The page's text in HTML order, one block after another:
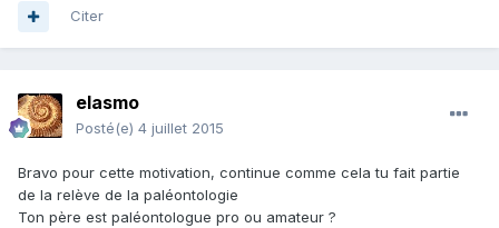
Citer
elasmo
Posté(e) 4 juillet 2015
Bravo pour cette motivation, continue comme cela tu fait partie
de la relève de la paléontologie
Ton père est paléontologue pro ou amateur ?